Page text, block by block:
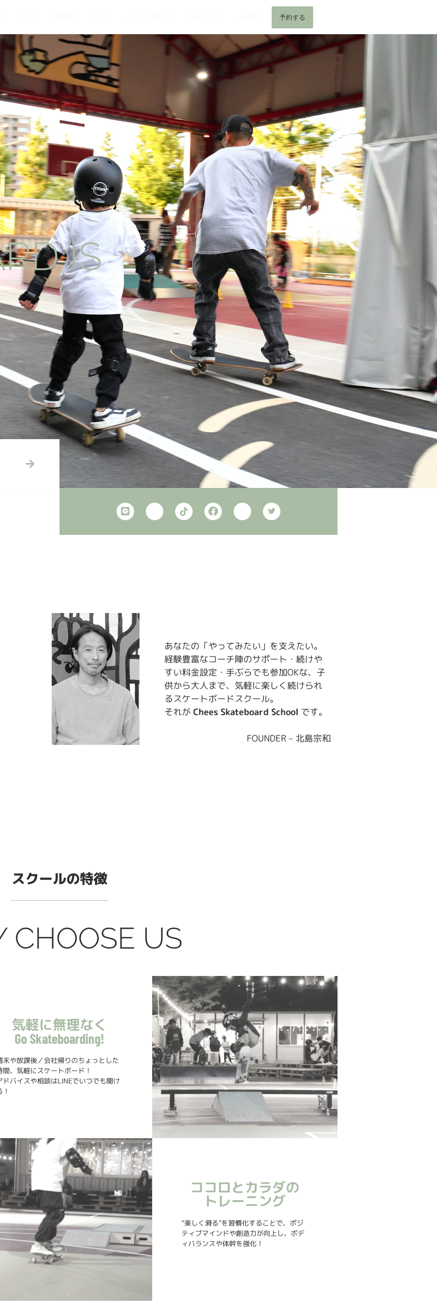
予約する
IS
あなたの「やってみたい」を支えたい。
経験豊富なコーチ陣のサポート・続けや
すい料金設定・手ぶらでも参加OKな、子
供から大人まで、気軽に楽しく続けられ
るスケートボードスクール。
それがChees Skateboard School です。
FOUNDER – 北島宗和
スクールの特徴
CHOOSE US
気軽に無理なく
Go Skateboarding!
末や放課後／会社帰りのちょっとした
間、気軽にスケートボード！
ドバイスや相談はLINEでいつでも聞け
ココロとカラダの
トレーニング
“楽しく滑る”を習慣化することで、ポジ
ティブマインドや創造力が向上し、ボデ
ィバランスや体幹を強化！